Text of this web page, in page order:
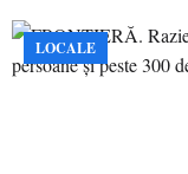
LOCALE